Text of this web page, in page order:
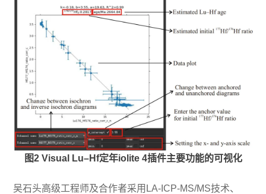
图2 Visual Lu–Hf定年iolite 4插件主要功能的可视化
吴石头高级工程师及合作者采用LA-ICP-MS/MS技术、